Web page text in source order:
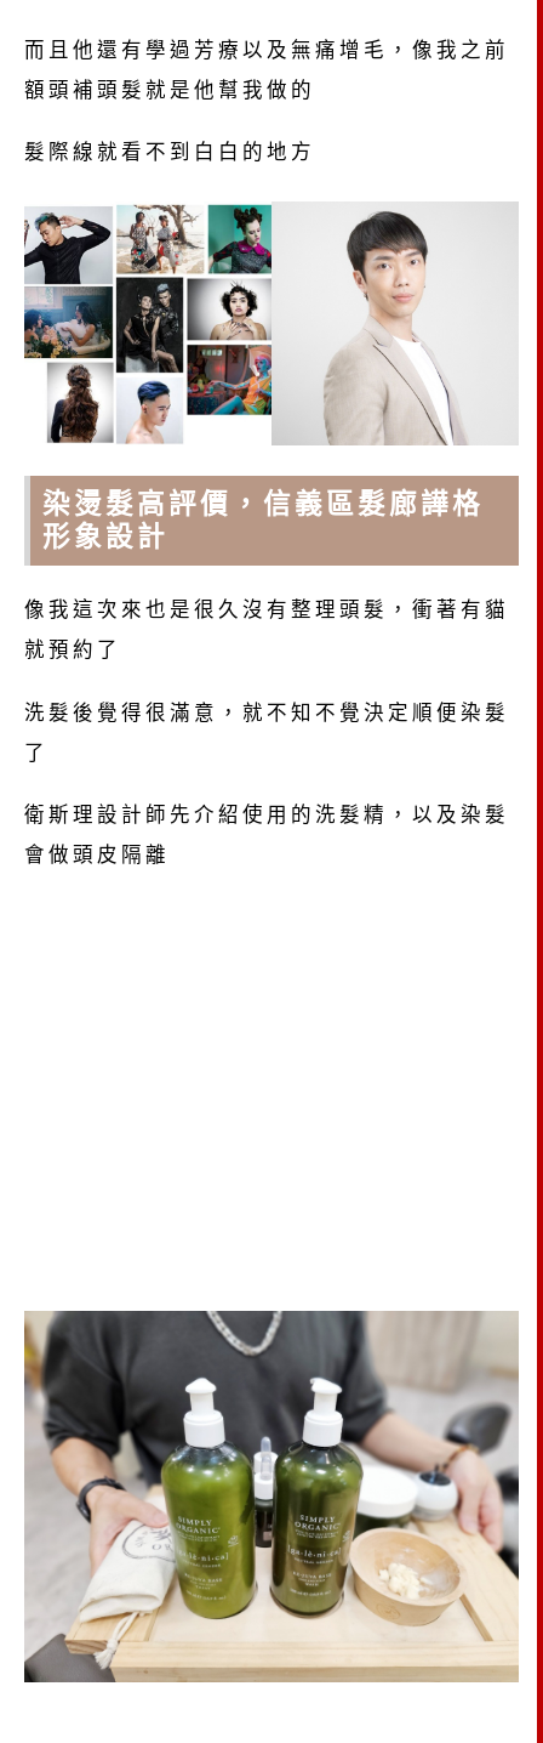
而且他還有學過芳療以及無痛增毛，像我之前
額頭補頭髮就是他幫我做的
髮際線就看不到白白的地方
染燙髮高評價，信義區髮廊譁格
形象設計
像我這次來也是很久沒有整理頭髮，衝著有貓
就預約了
洗髮後覺得很滿意，就不知不覺決定順便染髮
了
衛斯理設計師先介紹使用的洗髮精，以及染髮
會做頭皮隔離